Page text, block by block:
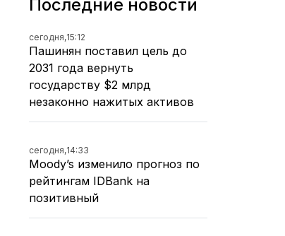
Последние новости
сегодня,15:12
Пашинян поставил цель до
2031 года вернуть
государству $2 млрд
незаконно нажитых активов
сегодня,14:33
Moody’s изменило прогноз по
рейтингам IDBank на
позитивный